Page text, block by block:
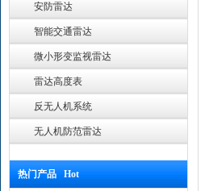
安防雷达
智能交通雷达
微小形变监视雷达
雷达高度表
反无人机系统
无人机防范雷达
热门产品 Hot